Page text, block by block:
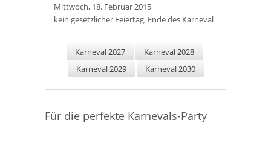
Mittwoch, 18. Februar 2015
kein gesetzlicher Feiertag, Ende des Karneval
Karneval 2027
Karneval 2028
Karneval 2029
Karneval 2030
Für die perfekte Karnevals-Party